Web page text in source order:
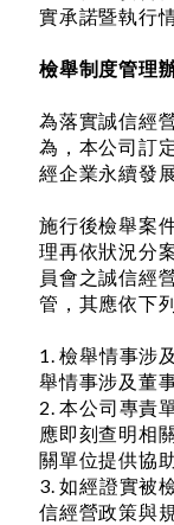
實承諾暨執行
檢舉制度管理
為落實誠信經
為，本公司訂
經企業永續發
施行後檢舉案
理再依狀況分
員會之誠信經
管，其應依下
1. 檢舉情事涉
舉情事涉及董
2. 本公司專責
應即刻查明相
關單位提供協助
3. 如經證實被
信經營政策與